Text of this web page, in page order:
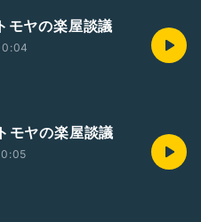
目の正直」
ヤの楽屋談議
ヤの楽屋談議